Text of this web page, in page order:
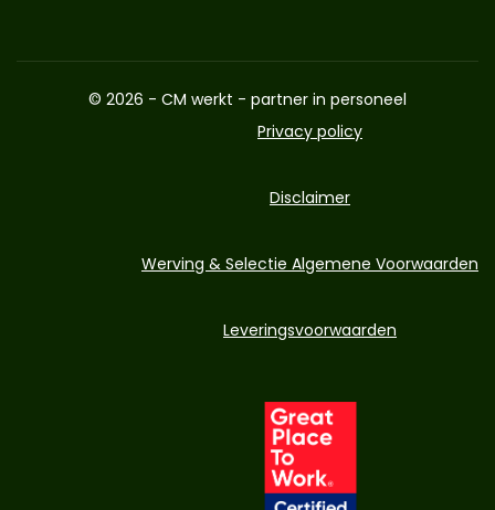
© 2026 - CM werkt - partner in personeel
Privacy policy
Disclaimer
Werving & Selectie Algemene Voorwaarden
Leveringsvoorwaarden